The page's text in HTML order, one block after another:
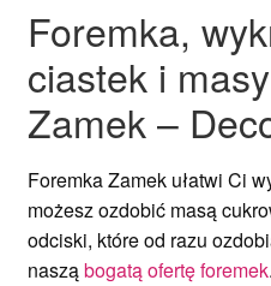
Foremka,
ciastek i
Zamek –
Foremka Zamek ułatwi Ci
możesz ozdobić masą
odciski, które od razu
nasząbogatą ofertę foremek.